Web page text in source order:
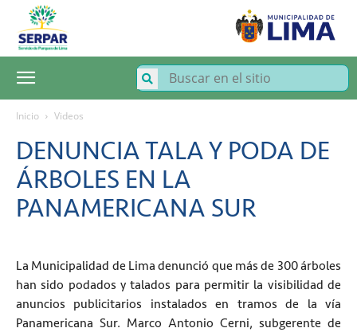
SERPAR
Servicio
de
Parques
Inicio Videos
DENUNCIA TALA Y PODA DE
ÁRBOLES EN LA
PANAMERICANA SUR
La Municipalidad de Lima denunció que más de 300 árboles
han sido podados y talados para permitir la visibilidad de
anuncios publicitarios instalados en tramos de la vía
Panamericana Sur. Marco Antonio Cerni, subgerente de